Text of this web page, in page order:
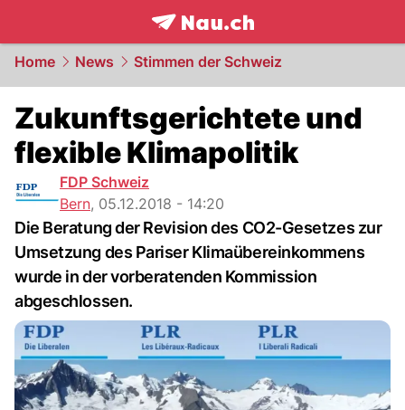
frontpage.NAU.ch
Home News Stimmen der Schweiz
Zukunftsgerichtete und
flexible Klimapolitik
FDP Schweiz
Bern, 05.12.2018 - 14:20
Die Beratung der Revision des CO2-Gesetzes zur
Umsetzung des Pariser Klimaübereinkommens
wurde in der vorberatenden Kommission
abgeschlossen.